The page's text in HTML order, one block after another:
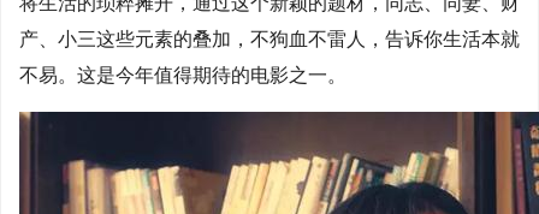
产、小三这些元素的叠加，不狗血不雷人，告诉你生活本就
不易。这是今年值得期待的电影之一。